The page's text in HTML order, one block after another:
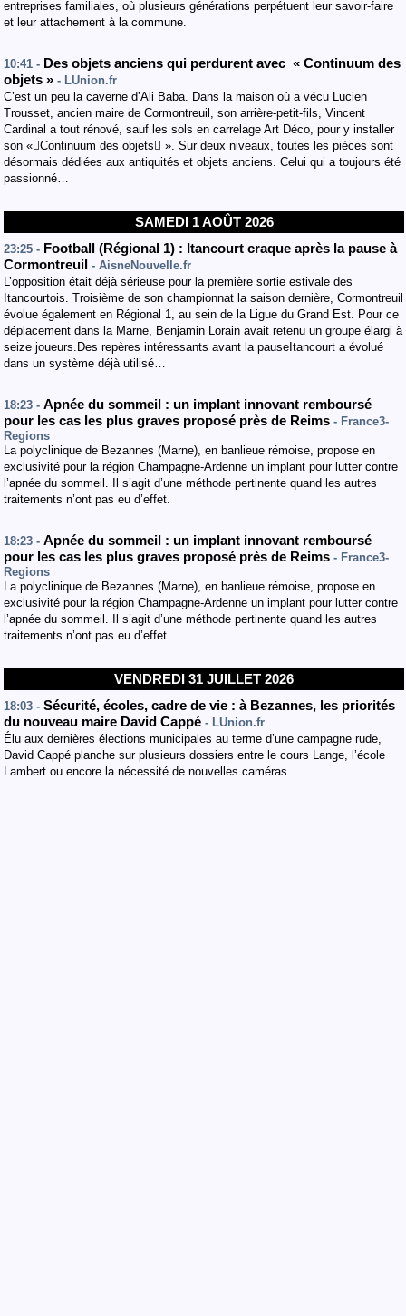
entreprises familiales, où plusieurs générations perpétuent leur savoir-faire
et leur attachement à la commune.
10:41 - Des objets anciens qui perdurent avec « Continuum des
objets » - LUnion.fr
C’est un peu la caverne d’Ali Baba. Dans la maison où a vécu Lucien
Trousset, ancien maire de Cormontreuil, son arrière-petit-fils, Vincent
Cardinal a tout rénové, sauf les sols en carrelage Art Déco, pour y installer
son «Continuum des objets ». Sur deux niveaux, toutes les pièces sont
désormais dédiées aux antiquités et objets anciens. Celui qui a toujours été
passionné…
SAMEDI 1 AOÛT 2026
23:25 - Football (Régional 1) : Itancourt craque après la pause à
Cormontreuil - AisneNouvelle.fr
L’opposition était déjà sérieuse pour la première sortie estivale des
Itancourtois. Troisième de son championnat la saison dernière, Cormontreuil
évolue également en Régional 1, au sein de la Ligue du Grand Est. Pour ce
déplacement dans la Marne, Benjamin Lorain avait retenu un groupe élargi à
seize joueurs.Des repères intéressants avant la pauseItancourt a évolué
dans un système déjà utilisé…
18:23 - Apnée du sommeil : un implant innovant remboursé
pour les cas les plus graves proposé près de Reims - France3-
Regions
La polyclinique de Bezannes (Marne), en banlieue rémoise, propose en
exclusivité pour la région Champagne-Ardenne un implant pour lutter contre
l’apnée du sommeil. Il s’agit d’une méthode pertinente quand les autres
traitements n’ont pas eu d’effet.
18:23 - Apnée du sommeil : un implant innovant remboursé
pour les cas les plus graves proposé près de Reims - France3-
Regions
La polyclinique de Bezannes (Marne), en banlieue rémoise, propose en
exclusivité pour la région Champagne-Ardenne un implant pour lutter contre
l’apnée du sommeil. Il s’agit d’une méthode pertinente quand les autres
traitements n’ont pas eu d’effet.
VENDREDI 31 JUILLET 2026
18:03 - Sécurité, écoles, cadre de vie : à Bezannes, les priorités
du nouveau maire David Cappé - LUnion.fr
Élu aux dernières élections municipales au terme d’une campagne rude,
David Cappé planche sur plusieurs dossiers entre le cours Lange, l’école
Lambert ou encore la nécessité de nouvelles caméras.